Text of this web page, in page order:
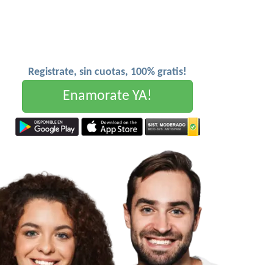
Registrate, sin cuotas, 100% gratis!
Enamorate YA!